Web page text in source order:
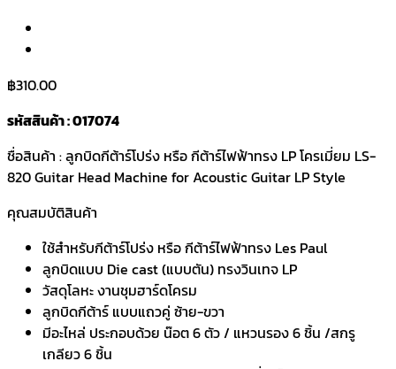
฿310.00
รหัสสินค้า : 017074
ชื่อสินค้า : ลูกบิดกีต้าร์โปร่ง หรือ กีต้าร์ไฟฟ้าทรง LP โครเมี่ยม LS-
820 Guitar Head Machine for Acoustic Guitar LP Style
คุณสมบัติสินค้า
ใช้สำหรับกีต้าร์โปร่ง หรือ กีต้าร์ไฟฟ้าทรง Les Paul
ลูกบิดแบบ Die cast (แบบตัน) ทรงวินเทจ LP
วัสดุโลหะ งานชุมฮาร์ดโครม
ลูกบิดกีต้าร์ แบบแถวคู่ ซ้าย-ขวา
มีอะไหล่ ประกอบด้วย น๊อต 6 ตัว / แหวนรอง 6 ชิ้น /สกรู
เกลียว 6 ชิ้น